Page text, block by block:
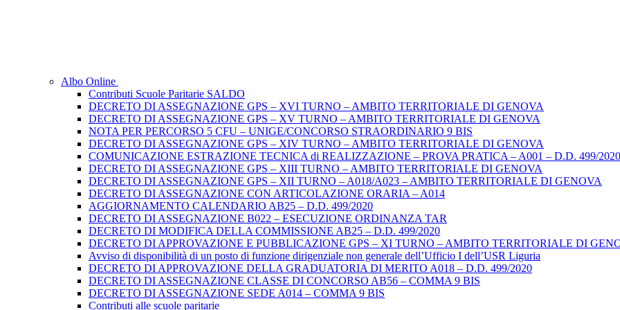
Albo Online
Contributi Scuole Paritarie SALDO
DECRETO DI ASSEGNAZIONE GPS – XVI TURNO – AMBITO TERRITORIALE DI GENOVA
DECRETO DI ASSEGNAZIONE GPS – XV TURNO – AMBITO TERRITORIALE DI GENOVA
NOTA PER PERCORSO 5 CFU – UNIGE/CONCORSO STRAORDINARIO 9 BIS
DECRETO DI ASSEGNAZIONE GPS – XIV TURNO – AMBITO TERRITORIALE DI GENOVA
COMUNICAZIONE ESTRAZIONE TECNICA di REALIZZAZIONE – PROVA PRATICA – A001 – D.D. 499/2020
DECRETO DI ASSEGNAZIONE GPS – XIII TURNO – AMBITO TERRITORIALE DI GENOVA
DECRETO DI ASSEGNAZIONE GPS – XII TURNO – A018/A023 – AMBITO TERRITORIALE DI GENOVA
DECRETO DI ASSEGNAZIONE CON ARTICOLAZIONE ORARIA – A014
AGGIORNAMENTO CALENDARIO AB25 – D.D. 499/2020
DECRETO DI ASSEGNAZIONE B022 – ESECUZIONE ORDINANZA TAR
DECRETO DI MODIFICA DELLA COMMISSIONE AB25 – D.D. 499/2020
DECRETO DI APPROVAZIONE E PUBBLICAZIONE GPS – XI TURNO – AMBITO TERRITORIALE DI
Avviso di disponibilità di un posto di funzione dirigenziale non generale dell’Ufficio I dell’USR Liguria
DECRETO DI APPROVAZIONE DELLA GRADUATORIA DI MERITO A018 – D.D. 499/2020
DECRETO DI ASSEGNAZIONE CLASSE DI CONCORSO AB56 – COMMA 9 BIS
DECRETO DI ASSEGNAZIONE SEDE A014 – COMMA 9 BIS
Contributi alle scuole paritarie